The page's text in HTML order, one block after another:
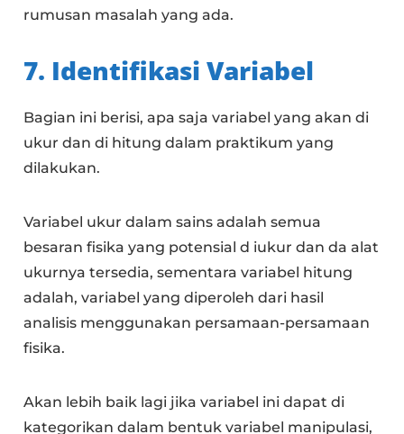
rumusan masalah yang ada.
7. Identifikasi Variabel
Bagian ini berisi, apa saja variabel yang akan di
ukur dan di hitung dalam praktikum yang
dilakukan.
Variabel ukur dalam sains adalah semua
besaran fisika yang potensial d iukur dan da alat
ukurnya tersedia, sementara variabel hitung
adalah, variabel yang diperoleh dari hasil
analisis menggunakan persamaan-persamaan
fisika.
Akan lebih baik lagi jika variabel ini dapat di
kategorikan dalam bentuk variabel manipulasi,